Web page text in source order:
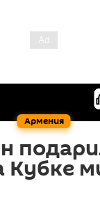
Армения
Кубке